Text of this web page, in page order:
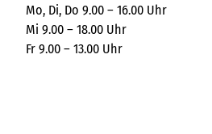
Mo, Di, Do 9.00 – 16.00 Uhr
Mi 9.00 – 18.00 Uhr
Fr 9.00 – 13.00 Uhr